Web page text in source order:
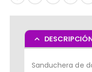
Sanduchera de